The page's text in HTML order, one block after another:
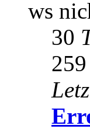
ws
30
259